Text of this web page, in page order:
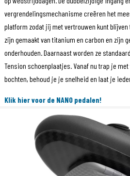
vergrendelingsmechanisme creëren het
platform zodat jij met vertrouwen kunt blijven
zijn gemaakt van titanium en carbon en zijn
onderhouden. Daarnaast worden ze
Tension schoenplaatjes. Vanaf nu trap je
bochten, behoud je je snelheid en laat je
Klik hier voor de NANO pedalen!